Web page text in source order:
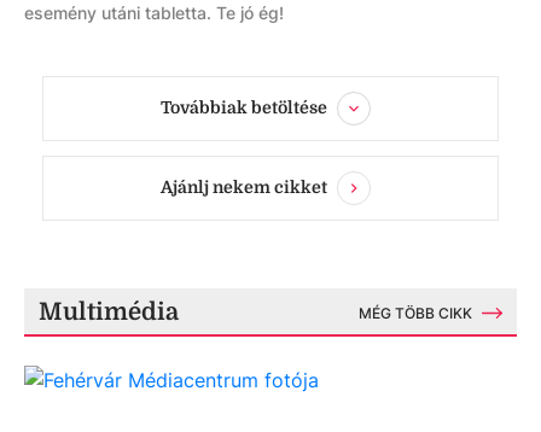
esemény utáni tabletta. Te jó ég!
Továbbiak betöltése
Ajánlj nekem cikket
Multimédia MÉG TÖBB CIKK